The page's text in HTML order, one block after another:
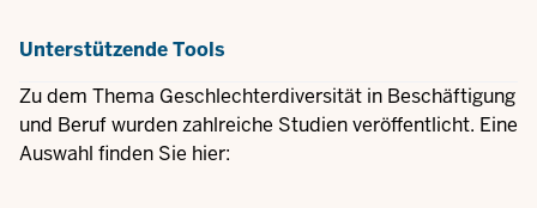
Unterstützende Tools
Zu dem Thema Geschlechterdiversität in Beschäftigung
und Beruf wurden zahlreiche Studien veröffentlicht. Eine
Auswahl finden Sie hier: